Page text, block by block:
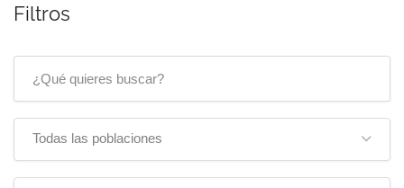
Filtros
Todas las poblaciones